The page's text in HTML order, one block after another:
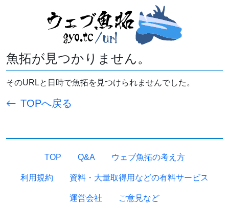
魚拓が見つかりません。
そのURLと日時で魚拓を見つけられませんでした。
TOPへ戻る
TOP Q&A ウェブ魚拓の考え方
利用規約 資料・大量取得用などの有料サービス
運営会社 ご意見など